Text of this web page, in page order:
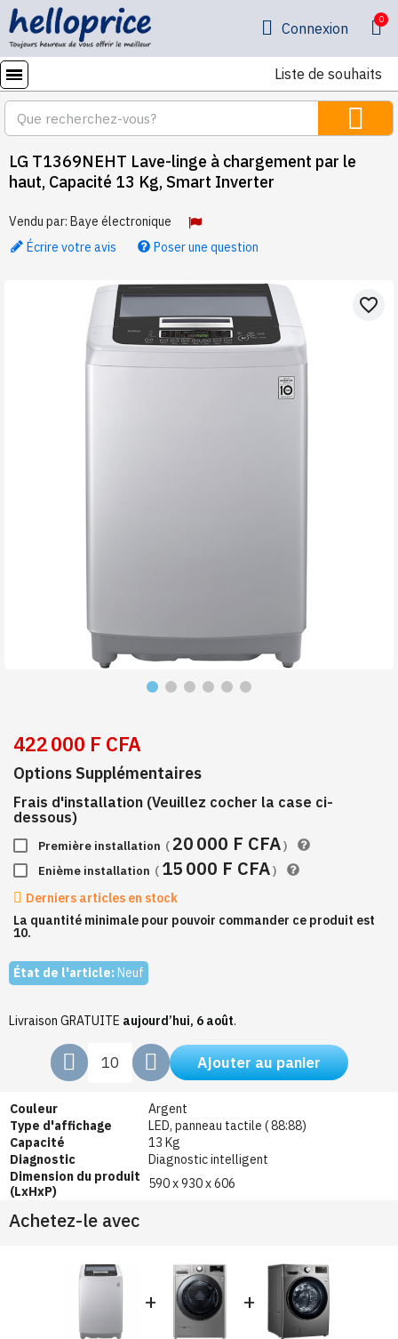
Connexion
Liste de souhaits
LG T1369NEHT Lave-linge à chargement par le
haut, Capacité 13 Kg, Smart Inverter
Vendu par: Baye électronique
Écrire votre avis
Poser une question
favorite_border
422 000 F CFA
Options Supplémentaires
Frais d'installation (Veuillez cocher la case ci-
dessous)
Première installation ( 20 000 F CFA)
Enième installation ( 15 000 F CFA)
Derniers articles en stock
La quantité minimale pour pouvoir commander ce produit est
10.
État de l'article: Neuf
Livraison GRATUITE aujourd’hui, 6 août.
Ajouter au panier
Couleur
Argent
Type d'affichage
LED, panneau tactile ( 88:88)
Capacité
13 Kg
Diagnostic
Diagnostic intelligent
Dimension du produit
(LxHxP)
590 x 930 x 606
Achetez-le avec
+ +